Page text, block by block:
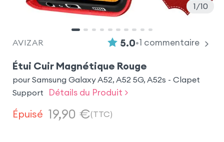
1 10
AVIZAR 5.0•1 commentaire
Étui Cuir Magnétique Rouge
pour Samsung Galaxy A52, A52 5G, A52s - Clapet
Support
Détails du Produit >
Épuisé 19,90 €(TTC)